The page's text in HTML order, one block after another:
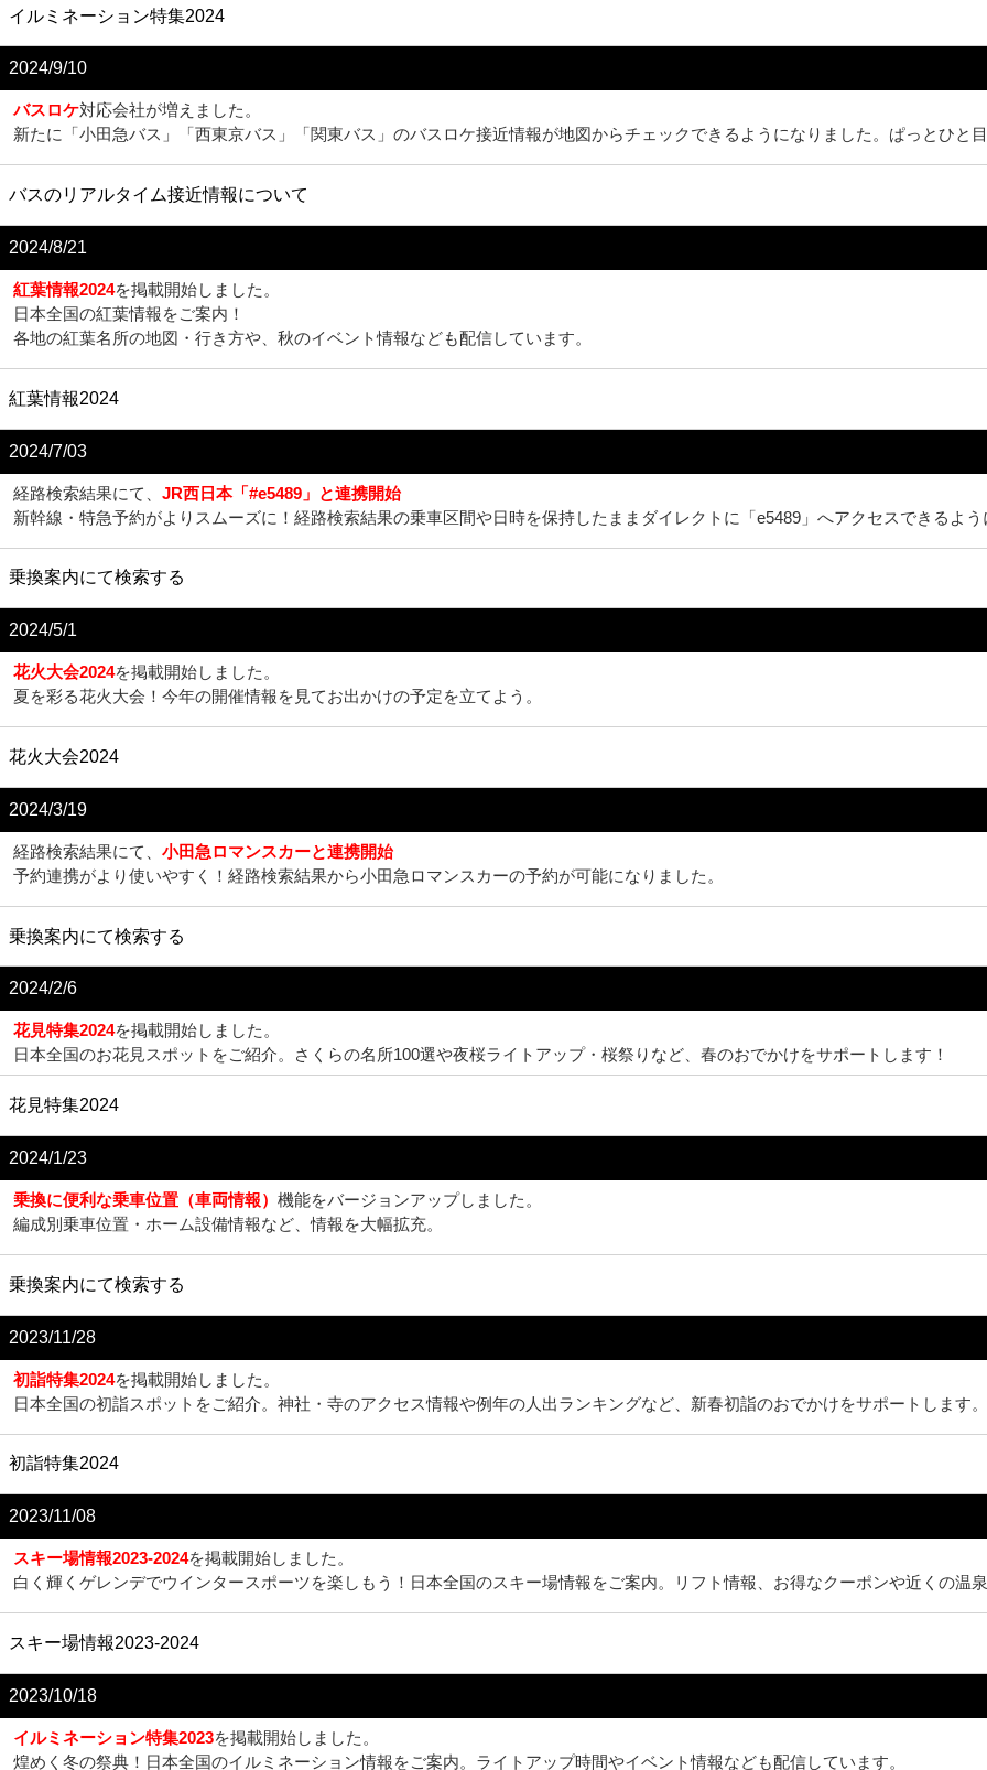
イルミネーション特集2024
2024/9/10
バスロケ対応会社が増えました。
新たに「小田急バス」「西東京バス」「関東バス」のバスロケ接近情報が地図からチェックできるようになりました。ぱっとひと
バスのリアルタイム接近情報について
2024/8/21
紅葉情報2024を掲載開始しました。
日本全国の紅葉情報をご案内！
各地の紅葉名所の地図・行き方や、秋のイベント情報なども配信しています。
紅葉情報2024
2024/7/03
経路検索結果にて、 JR西日本「#e5489」と連携開始
新幹線・特急予約がよりスムーズに！経路検索結果の乗車区間や日時を保持したままダイレクトに「e5489」へアクセスできるよう
乗換案内にて検索する
2024/5/1
花火大会2024を掲載開始しました。
夏を彩る花火大会！今年の開催情報を見てお出かけの予定を立てよう。
花火大会2024
2024/3/19
経路検索結果にて、 小田急ロマンスカーと連携開始
予約連携がより使いやすく！経路検索結果から小田急ロマンスカーの予約が可能になりました。
乗換案内にて検索する
2024/2/6
花見特集2024を掲載開始しました。
日本全国のお花見スポットをご紹介。さくらの名所100選や夜桜ライトアップ・桜祭りなど、春のおでかけをサポートします！
花見特集2024
2024/1/23
乗換に便利な乗車位置（車両情報） 機能をバージョンアップしました。
編成別乗車位置・ホーム設備情報など、情報を大幅拡充。
乗換案内にて検索する
2023/11/28
初詣特集2024を掲載開始しました。
日本全国の初詣スポットをご紹介。神社・寺のアクセス情報や例年の人出ランキングなど、新春初詣のおでかけをサポートします。
初詣特集2024
2023/11/08
スキー場情報2023-2024を掲載開始しました。
白く輝くゲレンデでウインタースポーツを楽しもう！日本全国のスキー場情報をご案内。リフト情報、お得なクーポンや近くの温
スキー場情報2023-2024
2023/10/18
イルミネーション特集2023を掲載開始しました。
煌めく冬の祭典！日本全国のイルミネーション情報をご案内。ライトアップ時間やイベント情報なども配信しています。